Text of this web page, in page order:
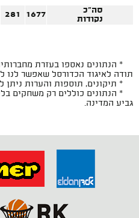
סה"כ
נקודות
1677
281
* הנתונים נאספו בעזרת
תודה לאיגוד הכדורסל שאפשר לנו
* תיקונים, תוספות והערות ניתן
* הנתונים כוללים רק משחקים
גביע המדינה.